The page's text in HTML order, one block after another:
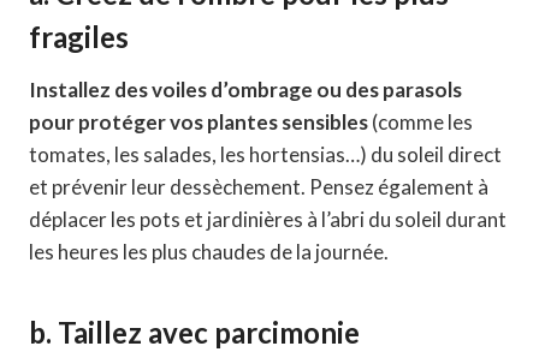
fragiles
Installez des voiles d’ombrage ou des parasols
pour protéger vos plantes sensibles(comme les
tomates, les salades, les hortensias…) du soleil direct
et prévenir leur dessèchement. Pensez également à
déplacer les pots et jardinières à l’abri du soleil durant
les heures les plus chaudes de la journée.
b. Taillez avec parcimonie